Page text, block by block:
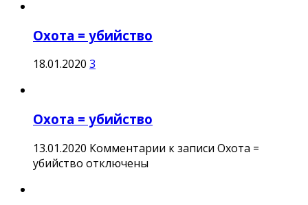
Охота = убийство
18.01.2020 3
Охота = убийство
13.01.2020 Комментарии к записи Охота =
убийство отключены